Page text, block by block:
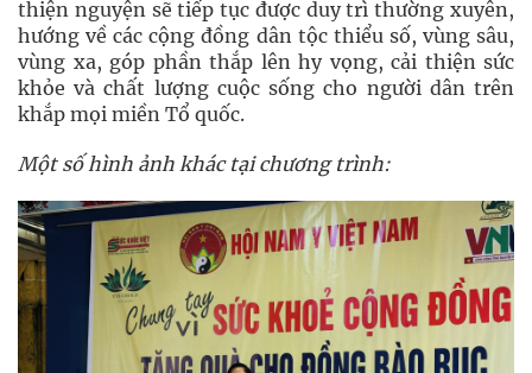
thiện nguyện sẽ tiếp tục được duy trì thường xuyên,
hướng về các cộng đồng dân tộc thiểu số, vùng sâu,
vùng xa, góp phần thắp lên hy vọng, cải thiện sức
khỏe và chất lượng cuộc sống cho người dân trên
khắp mọi miền Tổ quốc.
Một số hình ảnh khác tại chương trình: